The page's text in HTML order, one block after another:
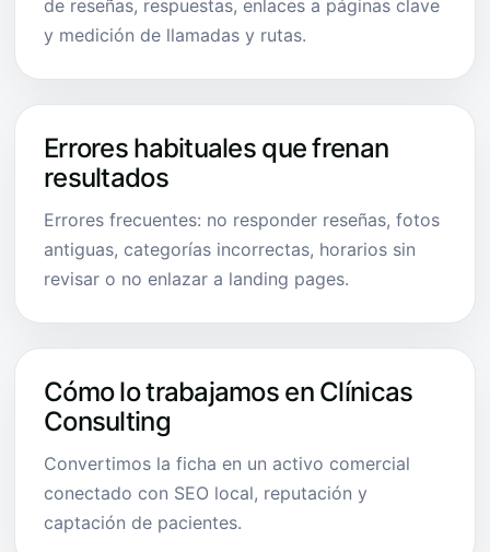
de reseñas, respuestas, enlaces a páginas clave
y medición de llamadas y rutas.
Errores habituales que frenan
resultados
Errores frecuentes: no responder reseñas, fotos
antiguas, categorías incorrectas, horarios sin
revisar o no enlazar a landing pages.
Cómo lo trabajamos en Clínicas
Consulting
Convertimos la ficha en un activo comercial
conectado con SEO local, reputación y
captación de pacientes.